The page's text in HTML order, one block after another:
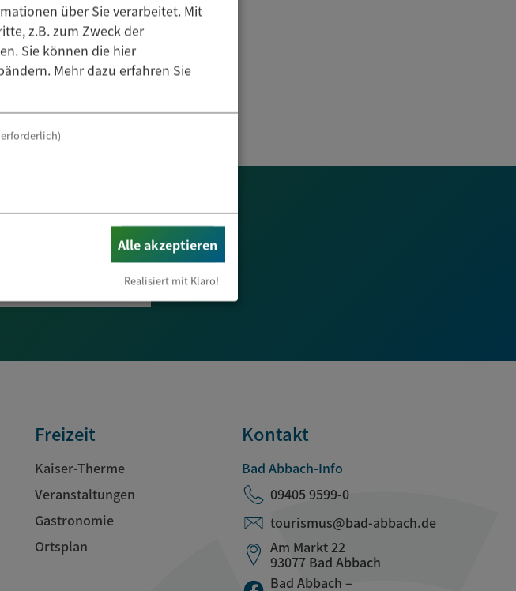
Freizeit
Kaiser-Therme
Veranstaltungen
Gastronomie
Ortsplan
Kontakt
Bad Abbach-Info
09405 9599-0
tourismus@bad-abbach.de
Am Markt 22
93077 Bad Abbach
Bad Abbach –
über Sie verarbeitet. Mit
z.B. zum Zweck der
Sie können die hier
Mehr dazu erfahren Sie
Alle akzeptieren
Realisiert mit Klaro!